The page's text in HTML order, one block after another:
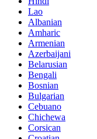
Lao
Albanian
Amharic
Armenian
Azerbaijani
Belarusian
Bengali
Bosnian
Bulgarian
Cebuano
Chichewa
Corsican